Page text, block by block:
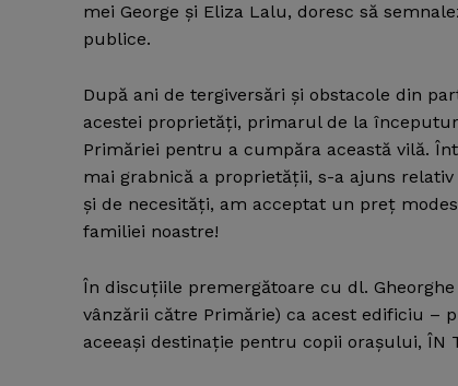
mei George şi Eliza Lalu, doresc să
publice.
După ani de tergiversări şi obstacole din
acestei proprietăţi, primarul de la
Primăriei pentru a cumpăra această vilă.
mai grabnică a proprietăţii, s-a ajuns
şi de necesităţi, am acceptat un preţ
familiei noastre!
În discuţiile premergătoare cu dl.
vânzării către Primărie) ca acest edificiu –
aceeaşi destinaţie pentru copii oraşului, ÎN